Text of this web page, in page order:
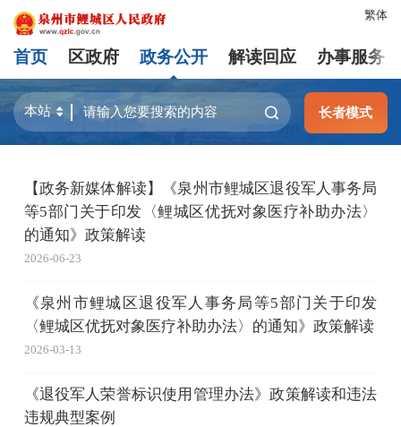
繁体
首页 区政府 政务公开 解读回应 办事服务
长者模式
【政务新媒体解读】《泉州市鲤城区退役军人事务局
等5部门关于印发〈鲤城区优抚对象医疗补助办法〉
的通知》政策解读
2026-06-23
《泉州市鲤城区退役军人事务局等5部门关于印发
〈鲤城区优抚对象医疗补助办法〉的通知》政策解读
2026-03-13
《退役军人荣誉标识使用管理办法》政策解读和违法
违规典型案例